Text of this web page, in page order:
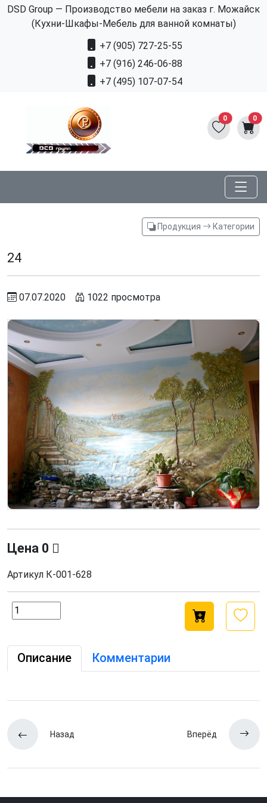
DSD Group — Производство мебели на заказ г. Можайск
(Кухни-Шкафы-Мебель для ванной комнаты)
+7 (905) 727-25-55
+7 (916) 246-06-88
+7 (495) 107-07-54
0 0
Продукция Категории
24
07.07.2020 1022 просмотра
Цена 0
Артикул К-001-628
Описание Комментарии
Назад Вперёд